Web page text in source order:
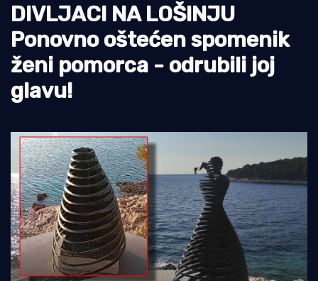
Ekologija
Tradicija i kultura
DIVLJACI NA LOŠINJU
Ponovno oštećen spomenik
ženi pomorca - odrubili joj
glavu!